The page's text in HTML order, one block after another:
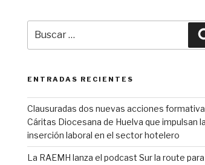
por:
ENTRADAS RECIENTES
Clausuradas dos nuevas acciones
Cáritas Diocesana de Huelva que impulsan la
inserción laboral en el sector hotelero
La RAEMH lanza el podcast Sur la route para